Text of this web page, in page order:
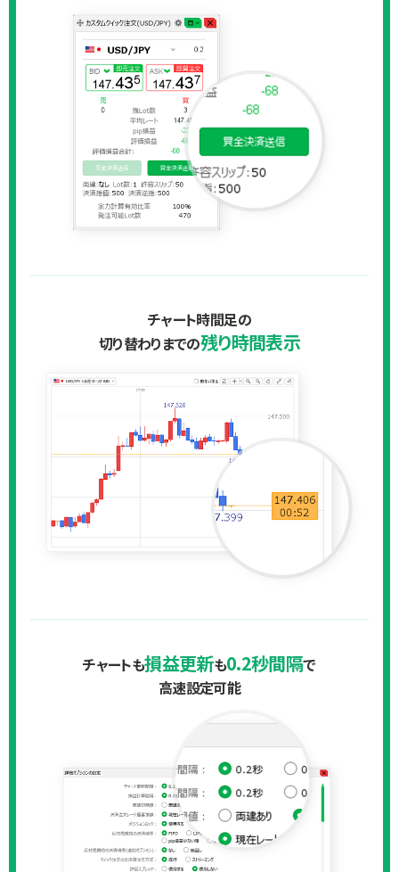
チャート時間足の
切り替わりまでの残り時間表示
チャートも損益更新も0.2秒間隔で
高速設定可能